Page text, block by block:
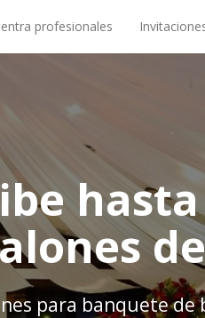
profesionales
para banquete